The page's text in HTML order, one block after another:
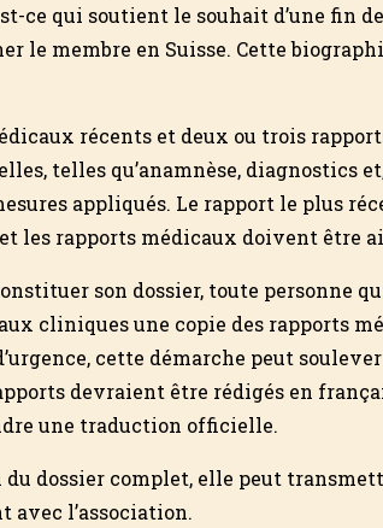
ce qui soutient le souhait d’une fin
le membre en Suisse. Cette
récents et deux ou trois
telles qu’anamnèse, diagnos­tics
appliqués. Le rapport le plus
les rapports médicaux doivent être
son dossier, toute personne
cliniques une copie des rapports
cette démarche peut
devraient être rédigés en
une traduction officielle.
du dossier complet, elle peut
avec l’association.